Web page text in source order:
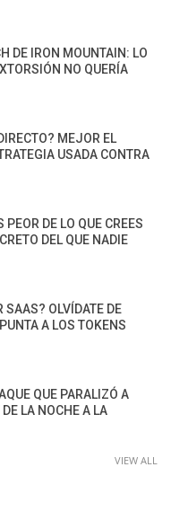
DE IRON MOUNTAIN: LO
NO QUERÍA
MEJOR EL
USADA CONTRA
PEOR DE LO QUE CREES
DEL QUE NADIE
SAAS? OLVÍDATE DE
A LOS TOKENS
QUE PARALIZÓ A
LA NOCHE A LA
VIEW ALL